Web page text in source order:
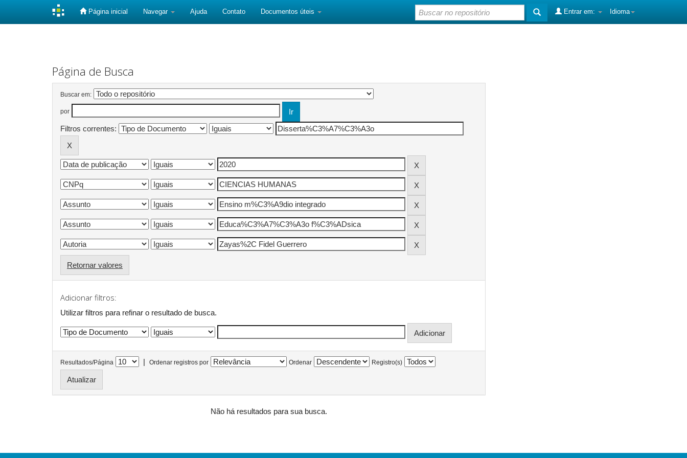
Página inicial Navegar Ajuda Contato Documentos úteis Idioma
Entrar em:
Página de Busca
Buscar em:
por
Filtros correntes:
Retornar valores
Adicionar filtros:
Utilizar filtros para refinar o resultado de busca.
Resultados/Página | Ordenar registros por Ordenar Registro(s)
Não há resultados para sua busca.